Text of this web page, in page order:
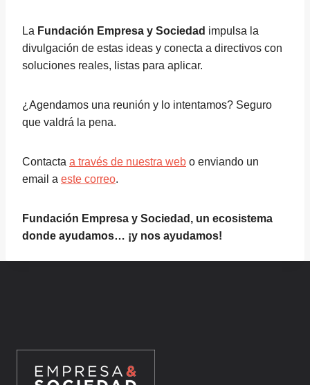
La Fundación Empresa y Sociedad impulsa la
divulgación de estas ideas y conecta a directivos con
soluciones reales, listas para aplicar.
¿Agendamos una reunión y lo intentamos? Seguro
que valdrá la pena.
Contacta a través de nuestra web o enviando un
email a este correo.
Fundación Empresa y Sociedad, un ecosistema
donde ayudamos… ¡y nos ayudamos!